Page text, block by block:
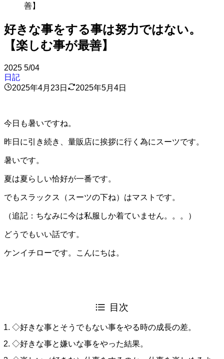
善】
好きな事をする事は努力ではない。
【楽しむ事が最善】
2025 5/04
日記
2025年4月23日
2025年5月4日
今日も暑いですね。
昨日に引き続き、量販店に挨拶に行く為にスーツです。
暑いです。
夏は夏らしい恰好が一番です。
でもスラックス（スーツの下ね）はマストです。
（追記：ちなみに今は私服しか着ていません。。。）
どうでもいい話です。
ケンイチローです。こんにちは。
目次
◇好きな事とそうでもない事をやる時の成長の差。
◇好きな事と嫌いな事をやった結果。